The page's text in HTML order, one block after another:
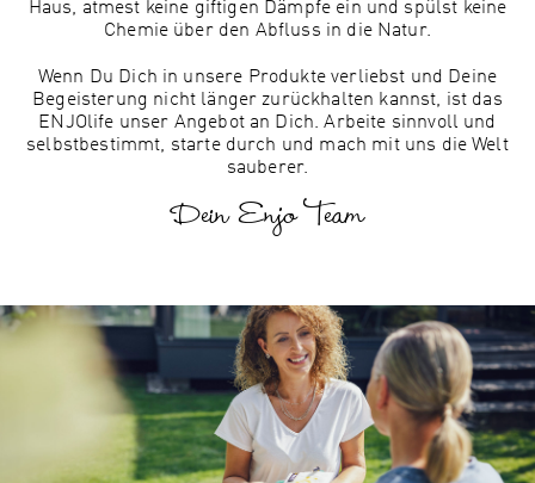
Haus, atmest keine giftigen Dämpfe ein und spülst keine
Chemie über den Abfluss in die Natur.
Wenn Du Dich in unsere Produkte verliebst und Deine
Begeisterung nicht länger zurückhalten kannst, ist das
ENJOlife unser Angebot an Dich. Arbeite sinnvoll und
selbstbestimmt, starte durch und mach mit uns die Welt
sauberer.
Dein Enjo Team